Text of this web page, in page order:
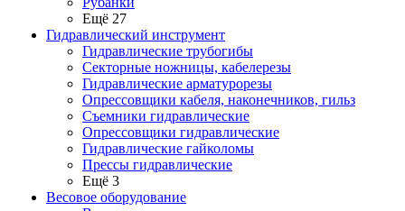
Ещё 27
Гидравлический инструмент
Гидравлические трубогибы
Секторные ножницы, кабелерезы
Гидравлические арматурорезы
Опрессовщики кабеля, наконечников, гильз
Съемники гидравлические
Опрессовщики гидравлические
Гидравлические гайколомы
Прессы гидравлические
Ещё 3
Весовое оборудование